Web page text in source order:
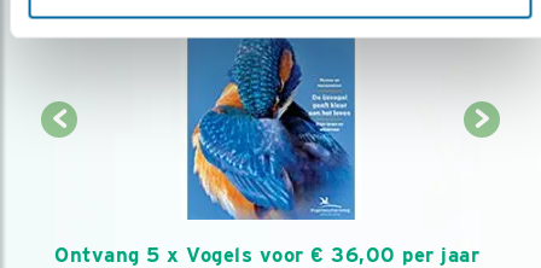
Ontvang 5 x Vogels voor € 36,00 per jaar